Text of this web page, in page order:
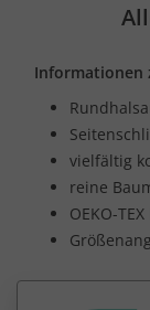
Informationen
vielfältig
reine
OEKO-